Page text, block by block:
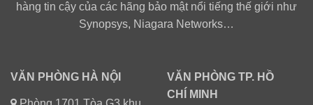
hàng tin cậy của các hãng bảo mật nổi tiếng thế giới như
Synopsys, Niagara Networks…
VĂN PHÒNG HÀ NỘI
VĂN PHÒNG TP. HỒ
CHÍ MINH